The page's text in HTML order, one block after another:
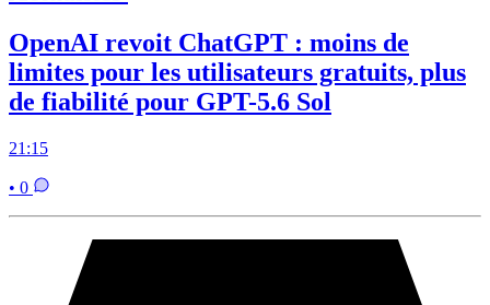
OpenAI revoit ChatGPT : moins de
limites pour les utilisateurs gratuits, plus
de fiabilité pour GPT-5.6 Sol
21:15
• 0